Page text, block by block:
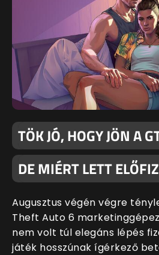
TÖK JÓ, HOGY JÖN A
DE MIÉRT LETT
Augusztus végén végre
Theft Auto 6
nem volt túl elegáns lépés
játék hosszúnak ígérkező